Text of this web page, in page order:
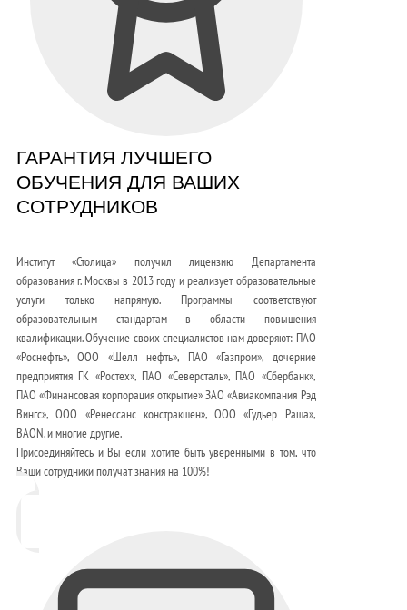
ГАРАНТИЯ ЛУЧШЕГО
ОБУЧЕНИЯ ДЛЯ ВАШИХ
СОТРУДНИКОВ
Институт «Столица» получил лицензию Департамента
образования г. Москвы в 2013 году и реализует образовательные
услуги только напрямую. Программы соответствуют
образовательным стандартам в области повышения
квалификации. Обучение своих специалистов нам доверяют: ПАО
«Роснефть», ООО «Шелл нефть», ПАО «Газпром», дочерние
предприятия ГК «Ростех», ПАО «Северсталь», ПАО «Сбербанк»,
ПАО «Финансовая корпорация открытие» ЗАО «Авиакомпания Рэд
Вингс», ООО «Ренессанс констракшен», ООО «Гудьер Раша»,
BAON. и многие другие.
Присоединяйтесь и Вы если хотите быть уверенными в том, что
Ваши сотрудники получат знания на 100%!